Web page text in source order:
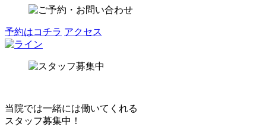
予約はコチラ アクセス
当院では一緒には働いてくれる
スタッフ募集中！